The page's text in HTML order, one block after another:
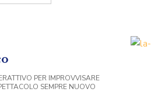
PER IMPROVVISARE
SEMPRE NUOVO